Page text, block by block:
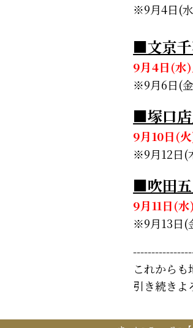
※9月4日(水
■文京
9月4日(
※9月6日(金
■塚口店
9月10日(
※9月12日(
■吹田
9月11日(
※9月13日(
これからも
引き続きよ